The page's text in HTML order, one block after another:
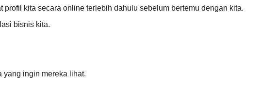
kita secara online terlebih dahulu sebelum bertemu dengan kita.
bisnis kita.
yang ingin mereka lihat.